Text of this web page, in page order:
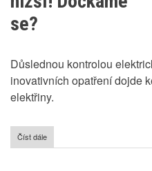
se?
Důslednou kontrolou
inovativních opatření dojde
elektřiny.
Číst dále
Účty